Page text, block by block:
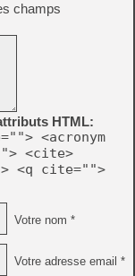
champs
HTML:
<acronym
<cite>
<q cite="">
Votre nom *
Votre adresse email *